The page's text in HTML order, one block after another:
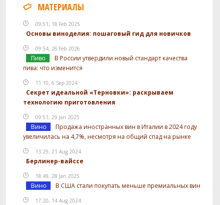
МАТЕРИАЛЫ
09:51, 18 Feb 2025
Основы виноделия: пошаговый гид для новичков
09:54, 26 Feb 2026
Пиво
В России утвердили новый стандарт качества
пива: что изменится
11:10, 6 Sep 2024
Секрет идеальной «Терновки»: раскрываем
технологию приготовления
09:51, 29 Jan 2025
Вино
Продажа иностранных вин в Италии в 2024 году
увеличилась на 4,7%, несмотря на общий спад на рынке
13:29, 21 Aug 2024
Берлинер-вайссе
18:49, 28 Jan 2025
Вино В США стали покупать меньше премиальных вин
17:20, 14 Aug 2024